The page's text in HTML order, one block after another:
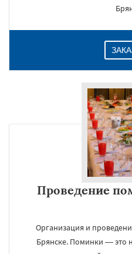
Проведение
Организация и
Брянске. Поминки — это